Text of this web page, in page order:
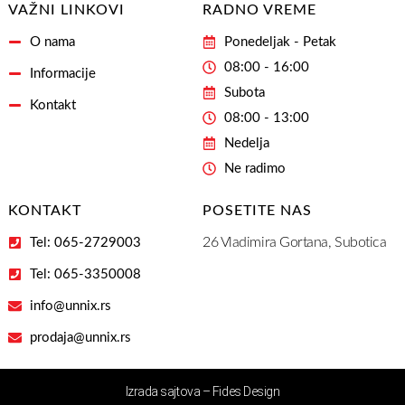
VAŽNI LINKOVI
O nama
Informacije
Kontakt
RADNO VREME
Ponedeljak - Petak
08:00 - 16:00
Subota
08:00 - 13:00
Nedelja
Ne radimo
KONTAKT
Tel: 065-2729003
Tel: 065-3350008
info@unnix.rs
prodaja@unnix.rs
POSETITE NAS
26 Vladimira Gortana, Subotica
Izrada sajtova – Fides Design